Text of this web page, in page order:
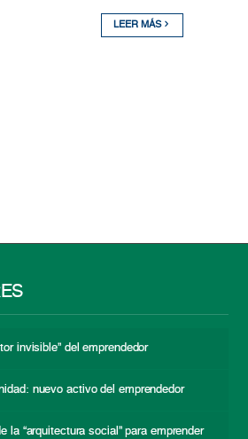
LEER MÁS
invisible” del emprendedor
nuevo activo del emprendedor
la “arquitectura social” para emprender